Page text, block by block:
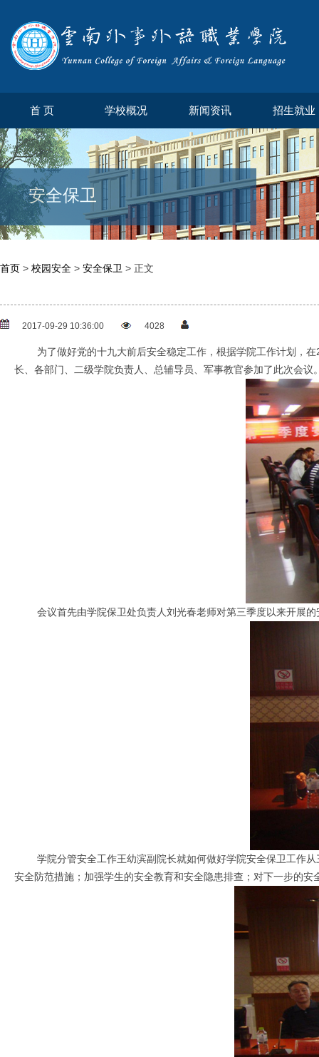
首 页 学校概况 新闻资讯 招生就业
安全保卫
首页 > 校园安全 > 安全保卫 > 正文
2017-09-29 10:36:00 4028
为了做好党的十九大前后安全稳定工作，根据学院工作计划，在
长、各部门、二级学院负责人、总辅导员、军事教官参加了此次会议
会议首先由学院保卫处负责人刘光春老师对第三季度以来开展的
学院分管安全工作王幼滨副院长就如何做好学院安全保卫工作从
安全防范措施；加强学生的安全教育和安全隐患排查；对下一步的安